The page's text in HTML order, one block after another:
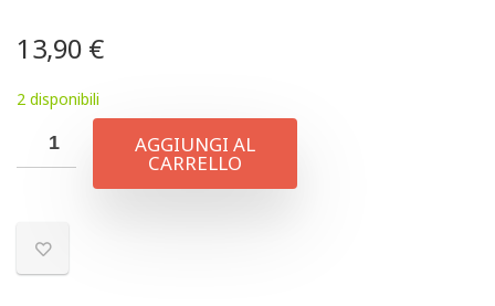
13,90 €
2 disponibili
AGGIUNGI AL
CARRELLO